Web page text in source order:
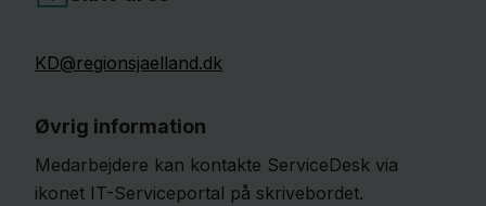
KD@regionsjaelland.dk
Øvrig information
Medarbejdere kan kontakte ServiceDesk via
ikonet IT-Serviceportal på skrivebordet.